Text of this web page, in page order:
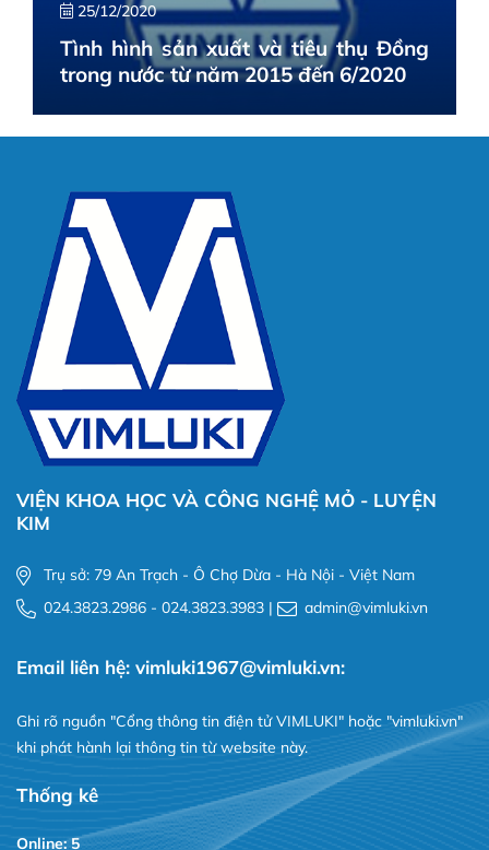
25/12/2020
Tình hình sản xuất và tiêu thụ Đồng
trong nước từ năm 2015 đến 6/2020
VIỆN KHOA HỌC VÀ CÔNG NGHỆ MỎ - LUYỆN
KIM
Trụ sở: 79 An Trạch - Ô Chợ Dừa - Hà Nội - Việt Nam
024.3823.2986 - 024.3823.3983 |
admin@vimluki.vn
Email liên hệ: vimluki1967@vimluki.vn:
Ghi rõ nguồn "Cổng thông tin điện tử VIMLUKI" hoặc "vimluki.vn"
khi phát hành lại thông tin từ website này.
Thống kê
Online: 5